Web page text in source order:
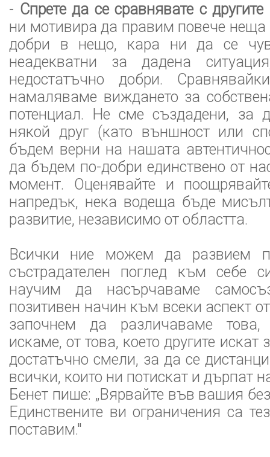
- Спрете да се сравнявате с другите
ни мотивира да правим повече
добри в нещо, кара ни да се
неадекватни за дадена
недостатъчно добри.
намаляваме виждането за
потенциал. Не сме създадени, за
някой друг (като външност или
бъдем верни на нашата
да бъдем по-добри единствено от
момент. Оценявайте и
напредък, нека водеща бъде
развитие, независимо от областта.
Всички ние можем да развием
състрадателен поглед към
научим да насърчаваме
позитивен начин към всеки аспект
започнем да различаваме това,
искаме, от това, което другите
достатъчно смели, за да се
всички, които ни потискат и дърпат
Бенет пише: „Вярвайте във вашия
Единствените ви ограничения са
поставим."